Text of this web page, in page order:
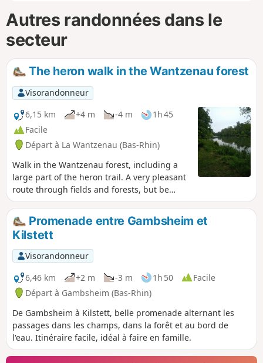
Autres randonnées dans le
secteur
The heron walk in the Wantzenau forest
Visorandonneur
6,15 km
+4 m -4 m
1h 45
Facile
Départ à La Wantzenau (Bas-Rhin)
Walk in the Wantzenau forest, including a
large part of the heron trail. A very pleasant
route through fields and forests, but be
careful on hot days.
Promenade entre Gambsheim et
Kilstett
Visorandonneur
6,46 km
+2 m -3 m 1h 50
Facile
Départ à Gambsheim (Bas-Rhin)
De Gambsheim à Kilstett, belle promenade alternant les
passages dans les champs, dans la forêt et au bord de
l'eau. Itinéraire facile, idéal à faire en famille.